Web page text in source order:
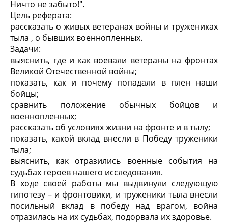
Ничто не забыто!".
Цель реферата:
рассказать о живых ветеранах войны и тружениках
тыла , о бывших военнопленных.
Задачи:
выяснить, где и как воевали ветераны на фронтах
Великой Отечественной войны;
показать, как и почему попадали в плен наши
бойцы;
сравнить положение обычных бойцов и
военнопленных;
рассказать об условиях жизни на фронте и в тылу;
показать, какой вклад внесли в Победу труженики
тыла;
выяснить, как отразились военные события на
судьбах героев нашего исследования.
В ходе своей работы мы выдвинули следующую
гипотезу – и фронтовики, и труженики тыла внесли
посильный вклад в победу над врагом, война
отразилась на их судьбах, подорвала их здоровье.